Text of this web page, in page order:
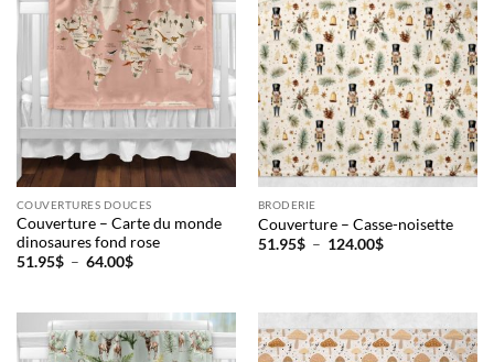
COUVERTURES DOUCES
Couverture – Carte du monde
dinosaures fond rose
51.95$ – 64.00$Plage
à
64.00$
BRODERIE
Couverture – Casse-noisette
51.95$ – 124.00$Plage
124.00$